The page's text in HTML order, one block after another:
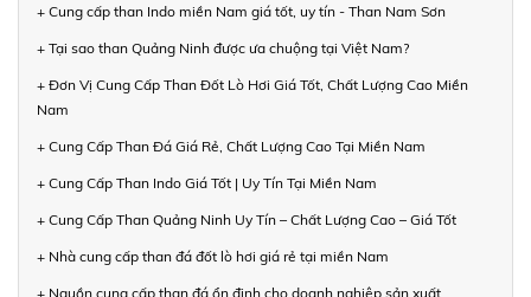
+ Cung cấp than Indo miền Nam giá tốt, uy tín - Than Nam Sơn
+ Tại sao than Quảng Ninh được ưa chuộng tại Việt Nam?
+ Đơn Vị Cung Cấp Than Đốt Lò Hơi Giá Tốt, Chất Lượng Cao Miền
Nam
+ Cung Cấp Than Đá Giá Rẻ, Chất Lượng Cao Tại Miền Nam
+ Cung Cấp Than Indo Giá Tốt | Uy Tín Tại Miền Nam
+ Cung Cấp Than Quảng Ninh Uy Tín – Chất Lượng Cao – Giá Tốt
+ Nhà cung cấp than đá đốt lò hơi giá rẻ tại miền Nam
+ Nguồn cung cấp than đá ổn định cho doanh nghiệp sản xuất